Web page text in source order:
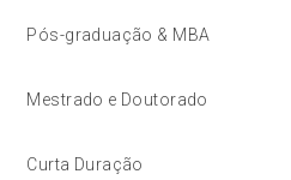
Pós-graduação & MBA
Mestrado e Doutorado
Curta Duração